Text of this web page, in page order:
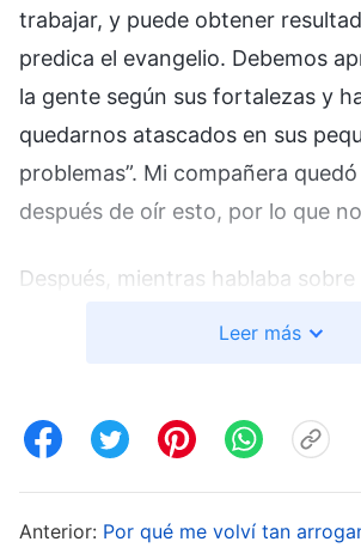
trabajar, y puede obtener
predica el evangelio. Debemos
la gente según sus fortalezas y
quedarnos atascados en sus
problemas”. Mi compañera
después de oír esto, por lo que
Después, mientras hablaba
elegir a quienquiera que tuviera
los hermanos y hermanas eligió
Leer más
Anterior: Por qué me volví tan